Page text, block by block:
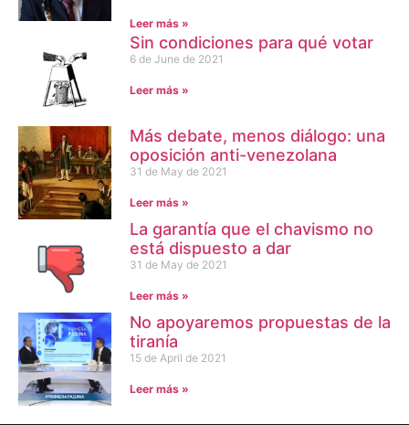
Leer más »
Sin condiciones para qué votar
6 de June de 2021
Leer más »
Más debate, menos diálogo: una
oposición anti-venezolana
31 de May de 2021
Leer más »
La garantía que el chavismo no
está dispuesto a dar
31 de May de 2021
Leer más »
No apoyaremos propuestas de la
tiranía
15 de April de 2021
Leer más »